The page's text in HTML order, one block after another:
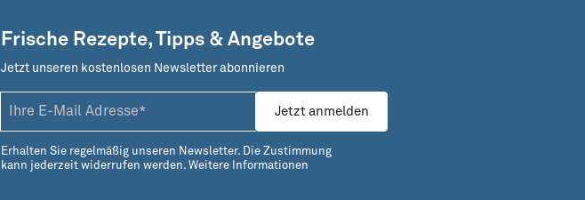
Frische Rezepte, Tipps & Angebote
Jetzt unseren kostenlosen Newsletter abonnieren
Jetzt anmelden
Erhalten Sie regelmäßig unseren Newsletter. Die Zustimmung
kann jederzeit widerrufen werden. Weitere Informationen